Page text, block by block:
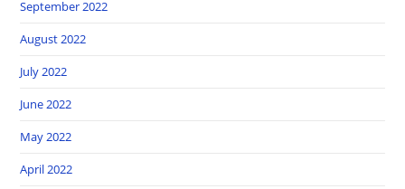
September 2022
August 2022
July 2022
June 2022
May 2022
April 2022